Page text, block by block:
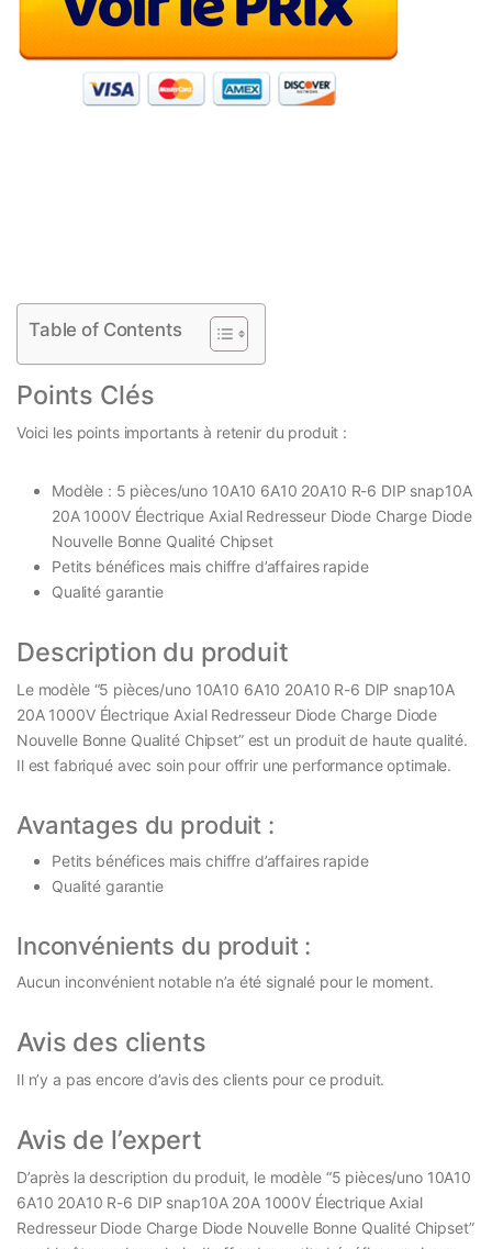
Table of Contents
Points Clés
Voici les points importants à retenir du produit :
Modèle : 5 pièces/uno 10A10 6A10 20A10 R-6 DIP snap10A
20A 1000V Électrique Axial Redresseur Diode Charge Diode
Nouvelle Bonne Qualité Chipset
Petits bénéfices mais chiffre d’affaires rapide
Qualité garantie
Description du produit
Le modèle “5 pièces/uno 10A10 6A10 20A10 R-6 DIP snap10A
20A 1000V Électrique Axial Redresseur Diode Charge Diode
Nouvelle Bonne Qualité Chipset” est un produit de haute qualité.
Il est fabriqué avec soin pour offrir une performance optimale.
Avantages du produit :
Petits bénéfices mais chiffre d’affaires rapide
Qualité garantie
Inconvénients du produit :
Aucun inconvénient notable n’a été signalé pour le moment.
Avis des clients
Il n’y a pas encore d’avis des clients pour ce produit.
Avis de l’expert
D’après la description du produit, le modèle “5 pièces/uno 10A10
6A10 20A10 R-6 DIP snap10A 20A 1000V Électrique Axial
Redresseur Diode Charge Diode Nouvelle Bonne Qualité Chipset”